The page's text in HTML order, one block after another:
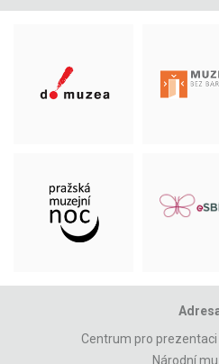
Centrum pro
Národní